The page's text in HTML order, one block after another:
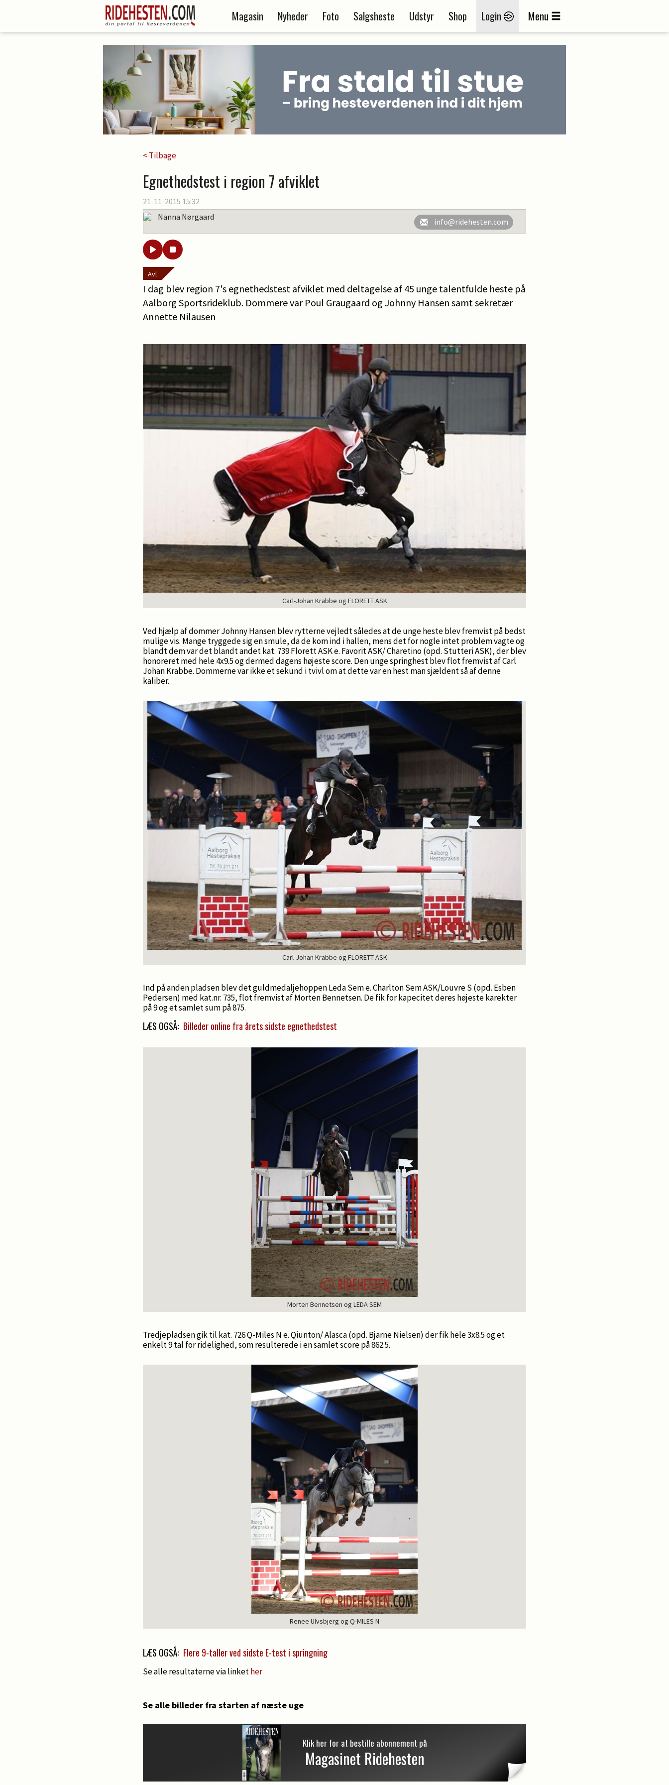
Magasin Nyheder Foto Salgsheste Udstyr Shop Login Menu
< Tilbage
Egnethedstest i region 7 afviklet
21-11-2015 15:32
Nanna Nørgaard
info@ridehesten.com
Avl
I dag blev region 7's egnethedstest afviklet med deltagelse af 45 unge talentfulde heste på
Aalborg Sportsrideklub. Dommere var Poul Graugaard og Johnny Hansen samt sekretær
Annette Nilausen
Carl-Johan Krabbe og FLORETT ASK
Ved hjælp af dommer Johnny Hansen blev rytterne vejledt således at de unge heste blev fremvist på bedst
mulige vis. Mange tryggede sig en smule, da de kom ind i hallen, mens det for nogle intet problem vagte og
blandt dem var det blandt andet kat. 739 Florett ASK e. Favorit ASK/ Charetino (opd. Stutteri ASK), der blev
honoreret med hele 4x9.5 og dermed dagens højeste score. Den unge springhest blev flot fremvist af Carl
Johan Krabbe. Dommerne var ikke et sekund i tvivl om at dette var en hest man sjældent så af denne
kaliber.
Carl-Johan Krabbe og FLORETT ASK
Ind på anden pladsen blev det guldmedaljehoppen Leda Sem e. Charlton Sem ASK/Louvre S (opd. Esben
Pedersen) med kat.nr. 735, flot fremvist af Morten Bennetsen. De fik for kapecitet deres højeste karekter
på 9 og et samlet sum på 875.
LÆS OGSÅ: Billeder online fra årets sidste egnethedstest
Morten Bennetsen og LEDA SEM
Tredjepladsen gik til kat. 726 Q-Miles N e. Qiunton/ Alasca (opd. Bjarne Nielsen) der fik hele 3x8.5 og et
enkelt 9 tal for ridelighed, som resulterede i en samlet score på 862.5.
Renee Ulvsbjerg og Q-MILES N
LÆS OGSÅ: Flere 9-taller ved sidste E-test i springning
Se alle resultaterne via linkether
Se alle billeder fra starten af næste uge
Klik her for at bestille abonnement på
Magasinet Ridehesten